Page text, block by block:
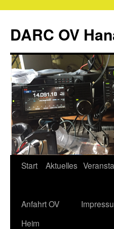
springen
DARC OV
Start Aktuelles
Anfahrt OV
Heim